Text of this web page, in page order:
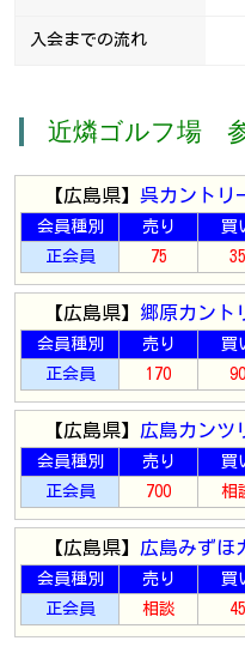
入会までの流れ
近燐ゴルフ場
【広島県】 呉カントリ
会員種別 売り 買
正会員
75 35
【広島県】 郷原カント
会員種別 売り 買
正会員
170 90
【広島県】 広島カンツ
会員種別 売り 買
正会員
700 相
【広島県】 広島みずほ
会員種別 売り 買
正会員
相談 45